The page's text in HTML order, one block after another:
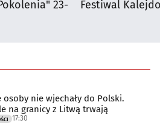
23-
Festiwal
osoby nie wjechały do Polski.
na granicy z Litwą trwają
17:30